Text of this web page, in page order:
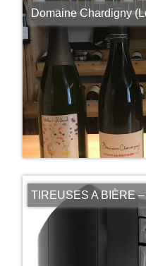
Domaine Chardigny
TIREUSES A BIÈRE